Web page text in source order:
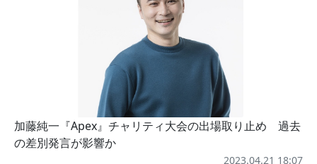
加藤純一『Apex』チャリティ大会の出場取り止め 過去
の差別発言が影響か
2023.04.21 18:07